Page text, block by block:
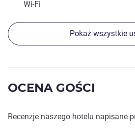
Wi-Fi
Pokaż wszystkie
OCENA GOŚCI
Recenzje naszego hotelu napisane